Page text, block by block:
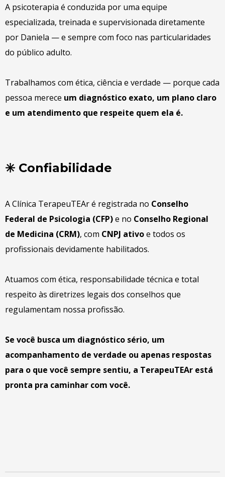
A psicoterapia é conduzida por uma equipe
especializada, treinada e supervisionada diretamente
por Daniela — e sempre com foco nas particularidades
do público adulto.
Trabalhamos com ética, ciência e verdade — porque cada
pessoa merece um diagnóstico exato, um plano claro
e um atendimento que respeite quem ela é.
✳️ Confiabilidade
A Clínica TerapeuTEAr é registrada no Conselho
Federal de Psicologia (CFP)e no Conselho Regional
de Medicina (CRM), com CNPJ ativoe todos os
profissionais devidamente habilitados.
Atuamos com ética, responsabilidade técnica e total
respeito às diretrizes legais dos conselhos que
regulamentam nossa profissão.
Se você busca um diagnóstico sério, um
acompanhamento de verdade ou apenas respostas
para o que você sempre sentiu, a TerapeuTEAr está
pronta pra caminhar com você.